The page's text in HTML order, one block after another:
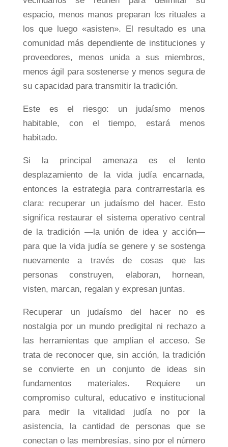
espacio, menos manos preparan los rituales a
los que luego «asisten». El resultado es una
comunidad más dependiente de instituciones y
proveedores, menos unida a sus miembros,
menos ágil para sostenerse y menos segura de
su capacidad para transmitir la tradición.
Este es el riesgo: un judaísmo menos
habitable, con el tiempo, estará menos
habitado.
Si la principal amenaza es el lento
desplazamiento de la vida judía encarnada,
entonces la estrategia para contrarrestarla es
clara: recuperar un judaísmo del hacer. Esto
significa restaurar el sistema operativo central
de la tradición —la unión de idea y acción—
para que la vida judía se genere y se sostenga
nuevamente a través de cosas que las
personas construyen, elaboran, hornean,
visten, marcan, regalan y expresan juntas.
Recuperar un judaísmo del hacer no es
nostalgia por un mundo predigital ni rechazo a
las herramientas que amplían el acceso. Se
trata de reconocer que, sin acción, la tradición
se convierte en un conjunto de ideas sin
fundamentos materiales. Requiere un
compromiso cultural, educativo e institucional
para medir la vitalidad judía no por la
asistencia, la cantidad de personas que se
conectan o las membresías, sino por el número